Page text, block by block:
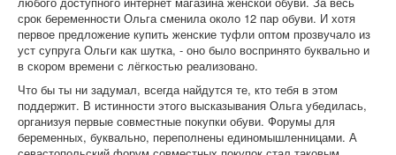
срок беременности Ольга сменила около 12 пар обуви. И хотя
первое предложение купить женские туфли оптом прозвучало из
уст супруга Ольги как шутка, - оно было воспринято буквально и
в скором времени с лёгкостью реализовано.
Что бы ты ни задумал, всегда найдутся те, кто тебя в этом
поддержит. В истинности этого высказывания Ольга убедилась,
организуя первые совместные покупки обуви. Форумы для
беременных, буквально, переполнены единомышленницами. А